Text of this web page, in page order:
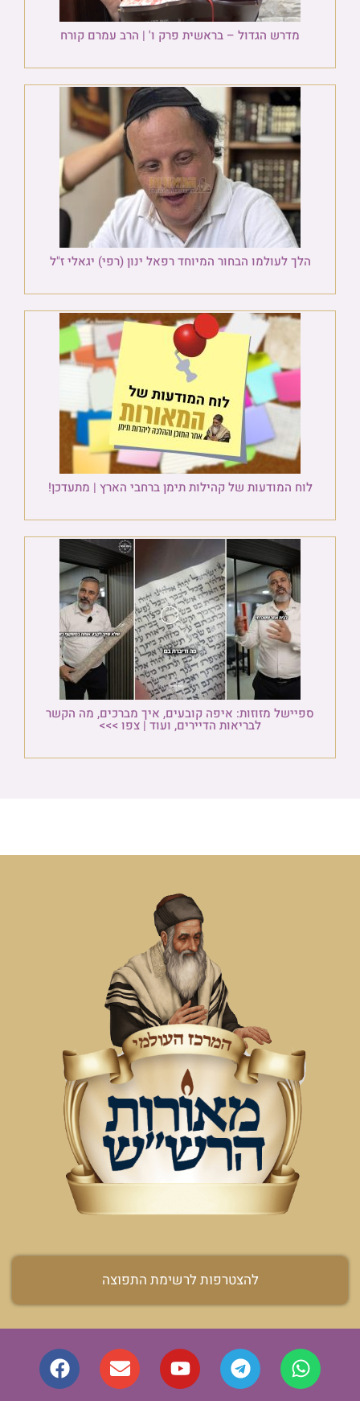
מדרש הגדול – בראשית פרק ו' | הרב עמרם קורח
הלך לעולמו הבחור המיוחד רפאל ינון (רפי) יגאלי ז"ל
לוח המודעות של קהילות תימן ברחבי הארץ | מתעדכן!
ספיישל מזוזות: איפה קובעים, איך מברכים, מה הקשר
לבריאות הדיירים, ועוד | צפו >>>
להצטרפות לרשימת התפוצה